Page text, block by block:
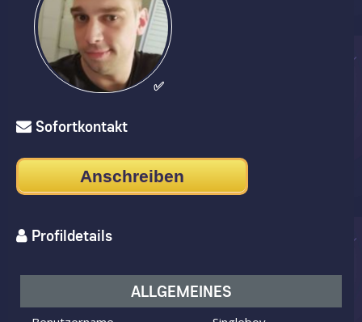
✅
Sofortkontakt
Anschreiben
Profildetails
ALLGEMEINES